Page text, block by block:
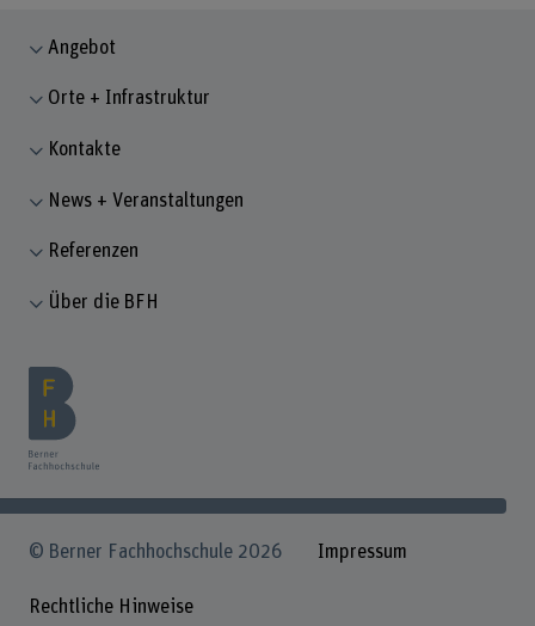
Angebot
Orte + Infrastruktur
Kontakte
News + Veranstaltungen
Referenzen
Über die BFH
© Berner Fachhochschule 2026 Impressum
Rechtliche Hinweise